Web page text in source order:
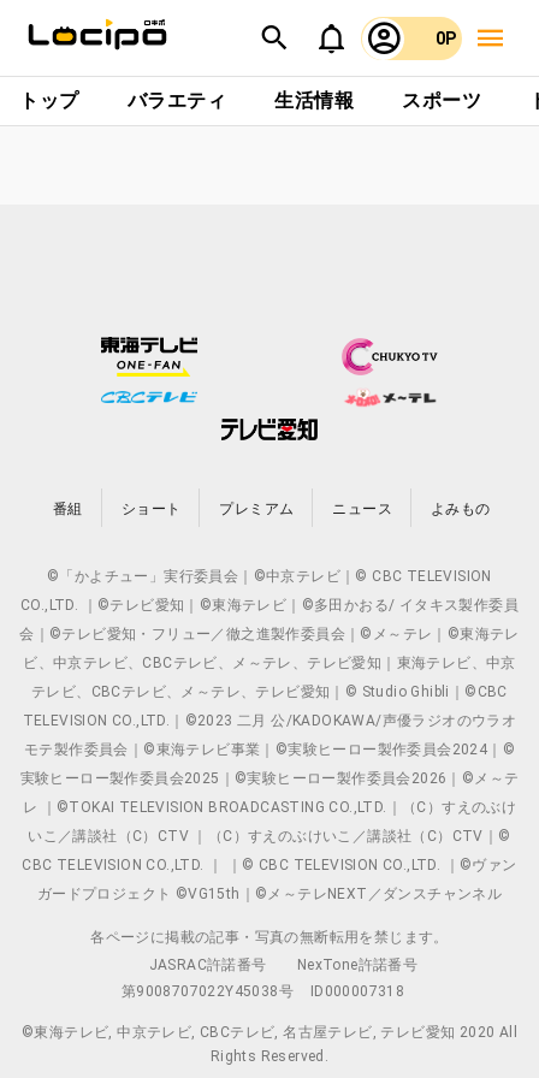
0P
トップ バラエティ 生活情報 スポーツ
番組 ショート プレミアム ニュース よみもの
©「かよチュー」実行委員会｜©中京テレビ｜© CBC TELEVISION
CO.,LTD. ｜©テレビ愛知｜©東海テレビ｜©多田かおる/ イタキス製作委員
会｜©テレビ愛知・フリュー／徹之進製作委員会｜©メ～テレ｜©東海テレ
ビ、中京テレビ、CBCテレビ、メ～テレ、テレビ愛知｜東海テレビ、中京
テレビ、CBCテレビ、メ～テレ、テレビ愛知｜© Studio Ghibli｜©CBC
TELEVISION CO.,LTD.｜©2023 二月 公/KADOKAWA/声優ラジオのウラオ
モテ製作委員会｜©東海テレビ事業｜©実験ヒーロー製作委員会2024｜©
実験ヒーロー製作委員会2025｜©実験ヒーロー製作委員会2026｜©メ～テ
レ ｜©TOKAI TELEVISION BROADCASTING CO.,LTD.｜（C）すえのぶけ
いこ／講談社（C）CTV ｜（C）すえのぶけいこ／講談社（C）CTV｜©
CBC TELEVISION CO.,LTD. ｜ ｜© CBC TELEVISION CO.,LTD. ｜©ヴァン
ガードプロジェクト ©VG15th｜©メ～テレNEXT／ダンスチャンネル
各ページに掲載の記事・写真の無断転用を禁じます。
JASRAC許諾番号
NexTone許諾番号
第9008707022Y45038号
ID000007318
©東海テレビ, 中京テレビ, CBCテレビ, 名古屋テレビ, テレビ愛知 2020 All
Rights Reserved.